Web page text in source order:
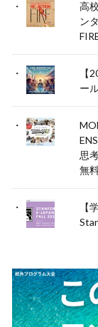
高
ン
【
ー
思
無
【